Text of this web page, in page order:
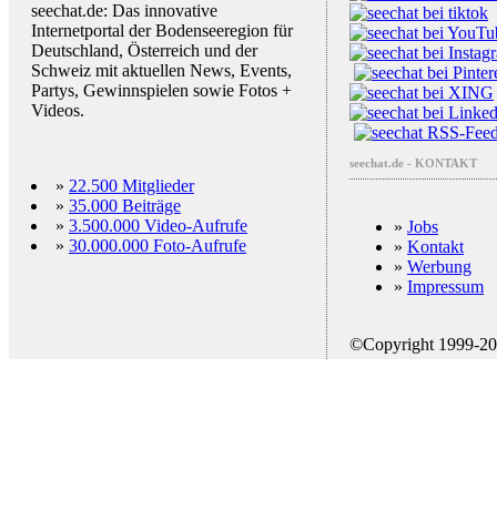
seechat.de: Das innovative
Internetportal der Bodenseeregion für
Deutschland, Österreich und der
Schweiz mit aktuellen News, Events,
Partys, Gewinnspielen sowie Fotos +
Videos.
» 22.500 Mitglieder
» 35.000 Beiträge
» 3.500.000 Video-Aufrufe
» 30.000.000 Foto-Aufrufe
seechat.de - KONTAKT
» Jobs
» Kontakt
» Werbung
» Impressum
©Copyright 1999-